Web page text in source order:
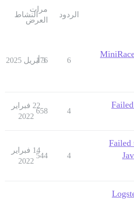
الردود
مرات
العرض
النشاط
6
176
3 أبريل 2025
4
658
22 فبراير
2022
Failed
4
544
14 فبراير
2022